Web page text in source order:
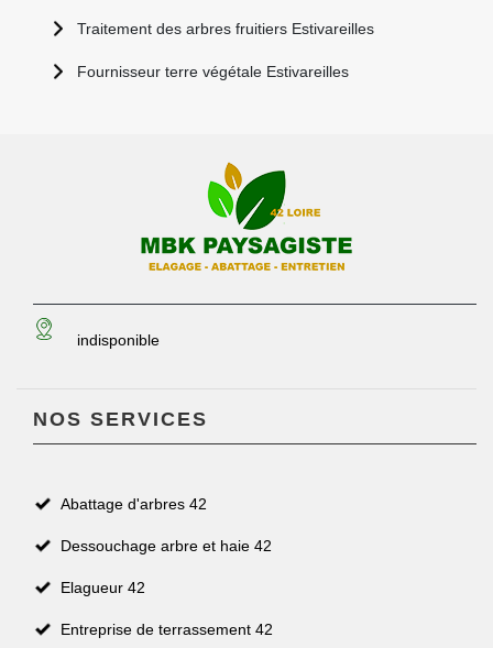
Traitement des arbres fruitiers Estivareilles
Fournisseur terre végétale Estivareilles
indisponible
NOS SERVICES
Abattage d'arbres 42
Dessouchage arbre et haie 42
Elagueur 42
Entreprise de terrassement 42